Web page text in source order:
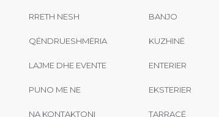
RRETH NESH
QËNDRUESHMËRIA
LAJME DHE EVENTE
PUNO ME NE
NA KONTAKTONI
BANJO
KUZHINË
ENTERIER
EKSTERIER
TARRACË